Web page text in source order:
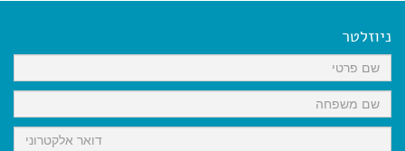
k
p
m
ניוזלטר